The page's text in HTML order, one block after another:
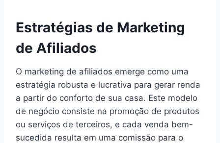
Estratégias de Marketing
de Afiliados
O marketing de afiliados emerge como uma
estratégia robusta e lucrativa para gerar renda
a partir do conforto de sua casa. Este modelo
de negócio consiste na promoção de produtos
ou serviços de terceiros, e cada venda bem-
sucedida resulta em uma comissão para o